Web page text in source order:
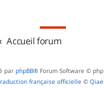
Accueil forum
par phpBB® Forum Software ©
française officielle ©